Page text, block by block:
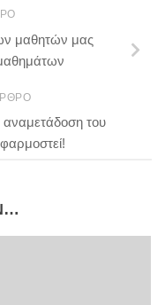
μαθητών μας
αναμετάδοση του